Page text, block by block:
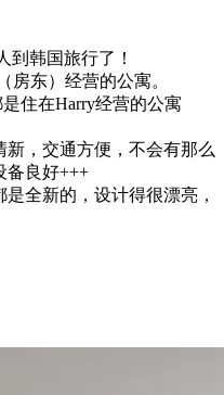
到韩国旅行了！
房东）经营的公寓。
住在Harry经营的公寓
，交通方便，不会有那么
备良好+++
全新的，设计得很漂亮，